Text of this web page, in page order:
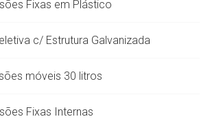
Fixas em Plástico
c/ Estrutura Galvanizada
móveis 30 litros
Fixas Internas